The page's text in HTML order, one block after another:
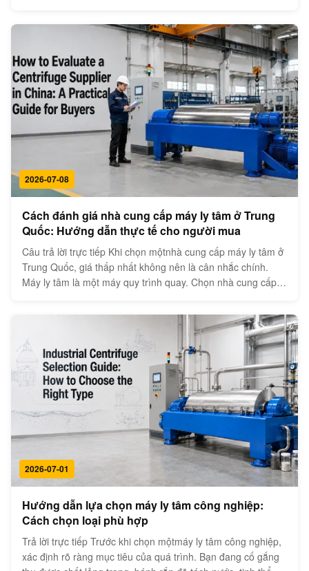
tách chất lỏng-lỏng, và các ứng dụng đánh bóng khi cần độ
2026-07-08
Cách đánh giá nhà cung cấp máy ly tâm ở Trung
Quốc: Hướng dẫn thực tế cho người mua
Câu trả lời trực tiếp Khi chọn mộtnhà cung cấp máy ly tâm ở
Trung Quốc, giá thấp nhất không nên là cân nhắc chính.
Máy ly tâm là một máy quy trình quay. Chọn nhà cung cấp
không ổn địnhHướng dẫn này giải thích cách đánh giá nhà
2026-07-01
Hướng dẫn lựa chọn máy ly tâm công nghiệp:
Cách chọn loại phù hợp
Trả lời trực tiếp Trước khi chọn mộtmáy ly tâm công nghiệp,
xác định rõ ràng mục tiêu của quá trình. Bạn đang cố gắng